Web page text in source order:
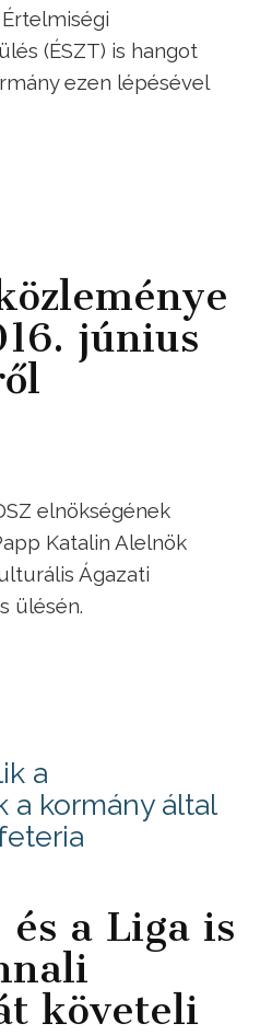
(ÉSZT) is hangot
ezen lépésével
június
elnökségének
Katalin Alelnök
Ágazati
ülésén.
a
a kormány által
és a Liga is
követeli